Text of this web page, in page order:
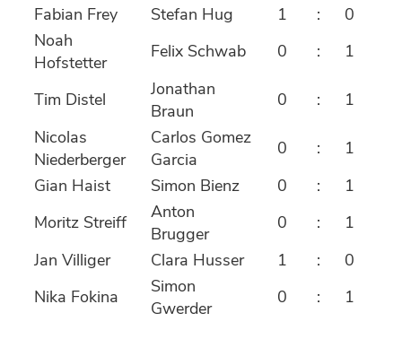
Fabian Frey
Stefan Hug 1 :
0
Noah
Hofstetter
Felix Schwab 0 : 1
Tim Distel
Jonathan
Braun
0 :
1
Nicolas
Niederberger
Carlos Gomez
Garcia
0 :
1
Gian Haist
Simon Bienz 0 :
1
Moritz Streiff
Anton
Brugger
0 :
1
Jan Villiger
Clara Husser 1 :
0
Nika Fokina
Simon
Gwerder
0 : 1